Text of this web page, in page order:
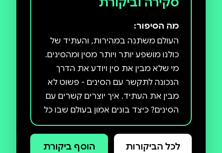
מה הסיפור:
העולם משתנה במהירות, והעתיד של
כולנו מושפע יותר ויותר מסין ומהסינים.
מי שלא מבין את סין ויודע את הדרך
הנכונה לתקשר עם הסינים - פשוט לא
מבין את העתיד. איך יוצרים קשרים עם
הסינים? כיצד בונים אמון בעולם שבו כל
כך הרבה חבוי בין השורות? מהי הדרך
לנווט בין ההזדמנויות העסקיות
לכל הביקורות הוסף ביקורת